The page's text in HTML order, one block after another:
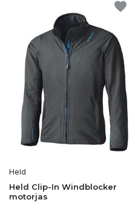
Held
Held Clip-In Windblocker
motorjas